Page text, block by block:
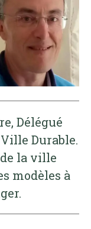
Délégué
Durable.
la ville
modèles à